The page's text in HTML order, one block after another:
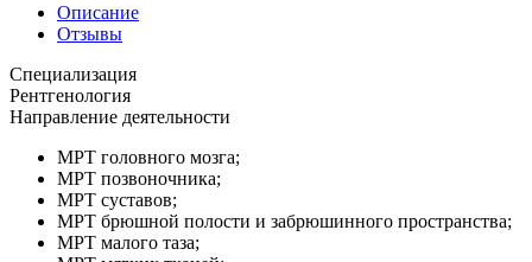
Описание
Отзывы
Специализация
Рентгенология
Направление деятельности
МРТ головного мозга;
МРТ позвоночника;
МРТ суставов;
МРТ брюшной полости и забрюшинного пространства;
МРТ малого таза;